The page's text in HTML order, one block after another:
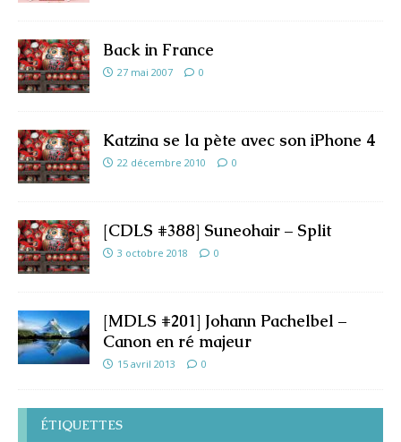
Back in France
27 mai 2007 0
Katzina se la pète avec son iPhone 4
22 décembre 2010 0
[CDLS #388] Suneohair – Split
3 octobre 2018 0
[MDLS #201] Johann Pachelbel –
Canon en ré majeur
15 avril 2013 0
ÉTIQUETTES